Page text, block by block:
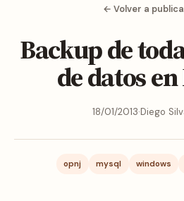
← Volver a
Backup de
de datos
18/01/2013·Diego
opnj mysql windows